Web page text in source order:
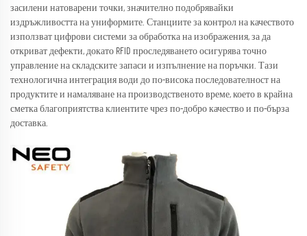
засилени натоварени точки, значително подобрявайки
издръжливостта на униформите. Станциите за контрол на качеството
използват цифрови системи за обработка на изображения, за да
откриват дефекти, докато RFID проследяването осигурява точно
управление на складските запаси и изпълнение на поръчки. Тази
технологична интеграция води до по-висока последователност на
продуктите и намаляване на производственото време, което в крайна
сметка благоприятства клиентите чрез по-добро качество и по-бърза
доставка.